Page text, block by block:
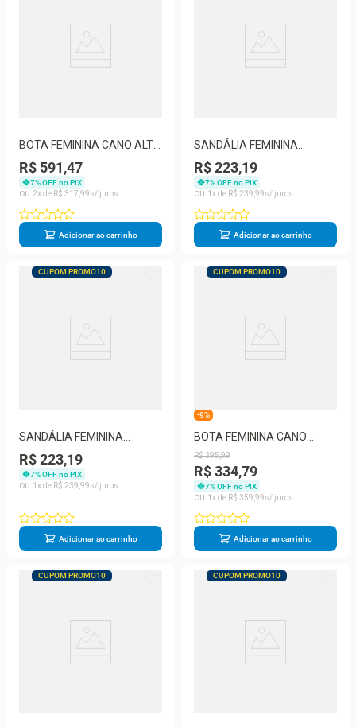
BOTA FEMININA CANO ALTO
BOTTERO 345809
R$ 591,47
7% OFF no PIX
2
R$ 317 99
Adicionar ao carrinho
SANDÁLIA FEMININA
ANABELA BOTTERO
373924
R$ 223,19
7% OFF no PIX
1
R$ 239 99
Adicionar ao carrinho
CUPOM PROMO10
SANDÁLIA FEMININA
ANABELA BOTTERO
373965
R$ 223,19
7% OFF no PIX
1
R$ 239 99
Adicionar ao carrinho
CUPOM PROMO10
-9%
BOTA FEMININA CANO
BAIXO BOTTERO 369202
R$395,99
R$ 334,79
7% OFF no PIX
1
R$ 359 99
Adicionar ao carrinho
CUPOM PROMO10 CUPOM PROMO10